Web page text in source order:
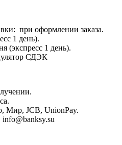
при оформлении заказа.
1 день).
(экспресс 1 день).
СДЭК
Мир, JCB, UnionPay.